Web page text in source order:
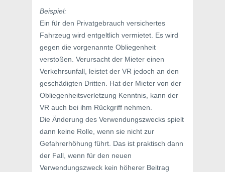
Beispiel:
Ein für den Privatgebrauch versichertes
Fahrzeug wird entgeltlich vermietet. Es wird
gegen die vorgenannte Obliegenheit
verstoßen. Verursacht der Mieter einen
Verkehrsunfall, leistet der VR jedoch an den
geschädigten Dritten. Hat der Mieter von der
Obliegenheitsverletzung Kenntnis, kann der
VR auch bei ihm Rückgriff nehmen.
Die Änderung des Verwendungszwecks spielt
dann keine Rolle, wenn sie nicht zur
Gefahrerhöhung führt. Das ist praktisch dann
der Fall, wenn für den neuen
Verwendungszweck kein höherer Beitrag